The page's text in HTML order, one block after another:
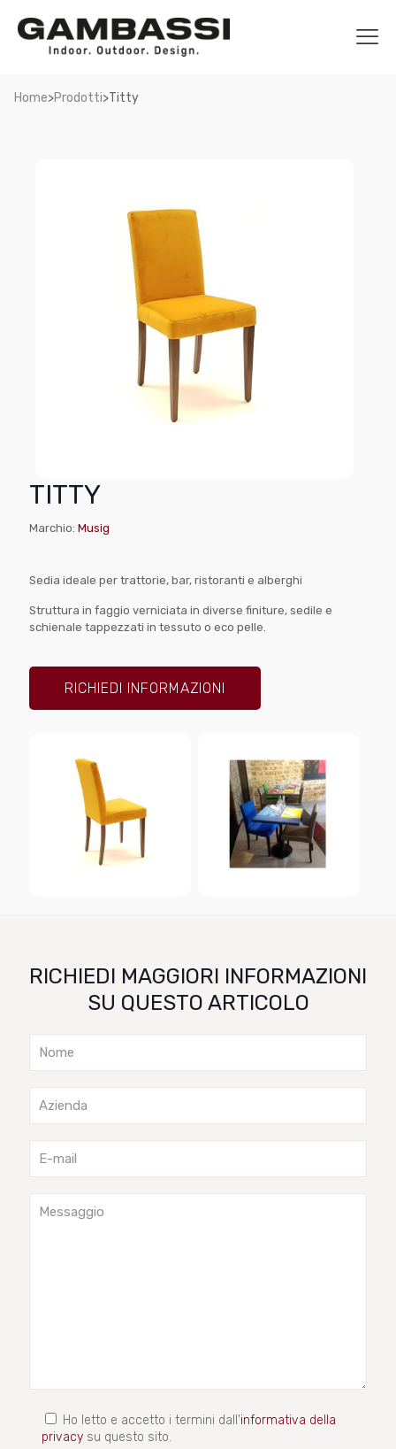
Home>Prodotti>Titty
TITTY
Marchio: Musig
Sedia ideale per trattorie, bar, ristoranti e alberghi
Struttura in faggio verniciata in diverse finiture, sedile e
schienale tappezzati in tessuto o eco pelle.
RICHIEDI INFORMAZIONI
RICHIEDI MAGGIORI INFORMAZIONI
SU QUESTO ARTICOLO
Ho letto e accetto i termini dall'informativa della
privacy su questo sito.